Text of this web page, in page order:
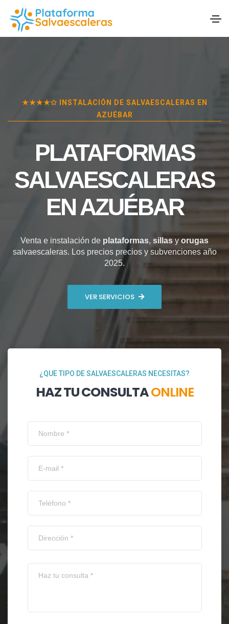
★★★★✩ INSTALACIÓN DE SALVAESCALERAS EN
AZUÉBAR
PLATAFORMAS
SALVAESCALERAS
ENAZUÉBAR
Venta e instalación de plataformas, sillas y orugas
salvaescaleras. Los precios precios y subvenciones año
2025.
VER SERVICIOS
¿QUE TIPO DE SALVAESCALERAS NECESITAS?
HAZ TU CONSULTAONLINE